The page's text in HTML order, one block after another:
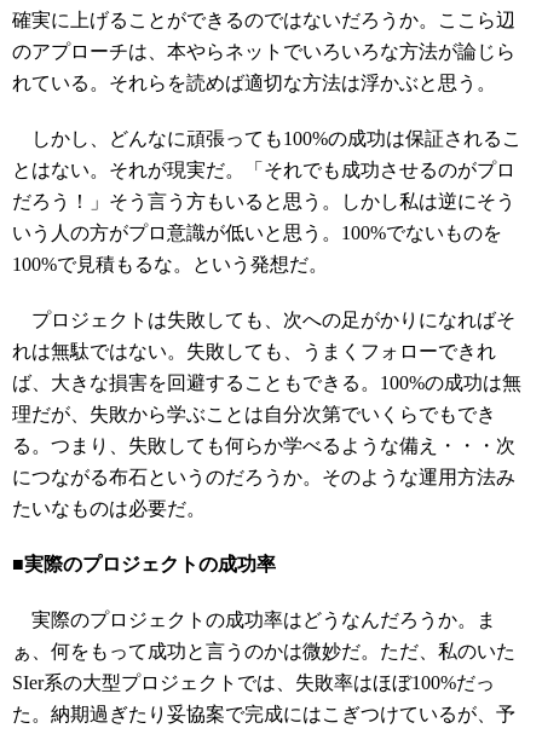
確実に上げることができるのではないだろうか。ここら辺
のアプローチは、本やらネットでいろいろな方法が論じら
れている。それらを読めば適切な方法は浮かぶと思う。
しかし、どんなに頑張っても100%の成功は保証されるこ
とはない。それが現実だ。「それでも成功させるのがプロ
だろう！」そう言う方もいると思う。しかし私は逆にそう
いう人の方がプロ意識が低いと思う。100%でないものを
100%で見積もるな。という発想だ。
プロジェクトは失敗しても、次への足がかりになればそ
れは無駄ではない。失敗しても、うまくフォローできれ
ば、大きな損害を回避することもできる。100%の成功は無
理だが、失敗から学ぶことは自分次第でいくらでもでき
る。つまり、失敗しても何らか学べるような備え・・・次
につながる布石というのだろうか。そのような運用方法み
たいなものは必要だ。
■実際のプロジェクトの成功率
実際のプロジェクトの成功率はどうなんだろうか。ま
ぁ、何をもって成功と言うのかは微妙だ。ただ、私のいた
SIer系の大型プロジェクトでは、失敗率はほぼ100%だっ
た。納期過ぎたり妥協案で完成にはこぎつけているが、予